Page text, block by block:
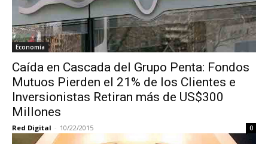
Economía
Caída en Cascada del Grupo Penta: Fondos
Mutuos Pierden el 21% de los Clientes e
Inversionistas Retiran más de US$300
Millones
Red Digital - 10/22/2015 0